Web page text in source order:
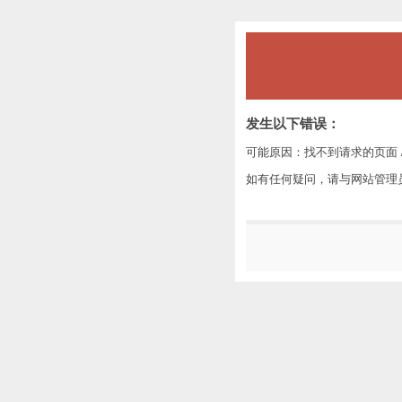
发生以下错误：
可能原因：找不到请求的页
如有任何疑问，请与网站管理